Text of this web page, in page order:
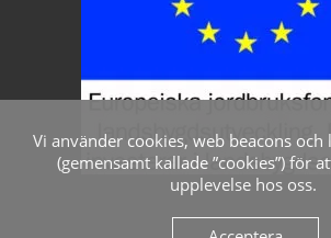
Vi använder cookies, web beacons
(gemensamt kallade ”cookies”) för
upplevelse hos oss.